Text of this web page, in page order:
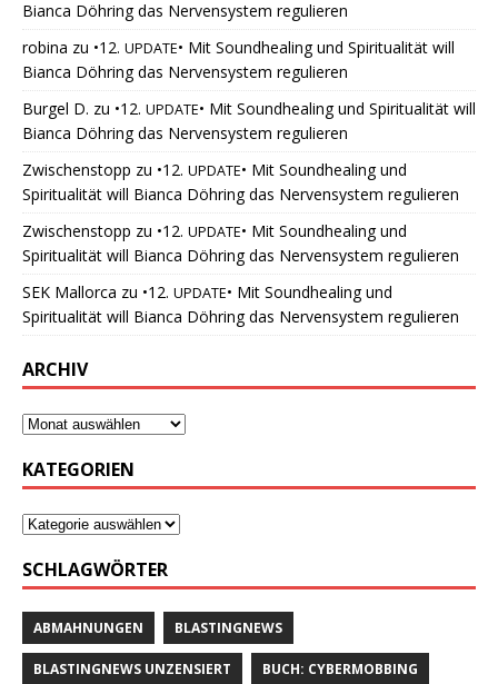
Bianca Döhring das Nervensystem regulieren
robina zu •12. UPDATE• Mit Soundhealing und Spiritualität will
Bianca Döhring das Nervensystem regulieren
Burgel D. zu •12. UPDATE• Mit Soundhealing und Spiritualität will
Bianca Döhring das Nervensystem regulieren
Zwischenstopp zu •12. UPDATE• Mit Soundhealing und
Spiritualität will Bianca Döhring das Nervensystem regulieren
Zwischenstopp zu •12. UPDATE• Mit Soundhealing und
Spiritualität will Bianca Döhring das Nervensystem regulieren
SEK Mallorca zu •12. UPDATE• Mit Soundhealing und
Spiritualität will Bianca Döhring das Nervensystem regulieren
ARCHIV
KATEGORIEN
SCHLAGWÖRTER
ABMAHNUNGEN BLASTINGNEWS
BLASTINGNEWS UNZENSIERT BUCH: CYBERMOBBING